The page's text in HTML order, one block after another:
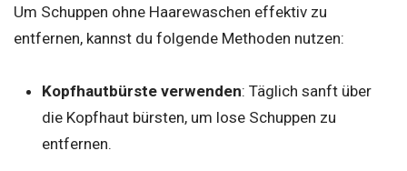
Um Schuppen ohne Haarewaschen effektiv zu
entfernen, kannst du folgende Methoden nutzen:
Kopfhautbürste verwenden: Täglich sanft über
die Kopfhaut bürsten, um lose Schuppen zu
entfernen.